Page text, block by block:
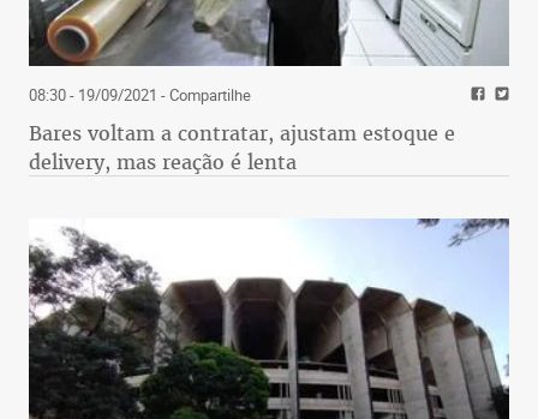
08:30 - 19/09/2021 - Compartilhe
Bares voltam a contratar, ajustam estoque e
delivery, mas reação é lenta